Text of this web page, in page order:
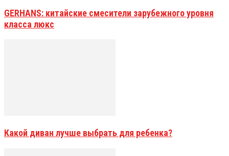
GERHANS: китайские смесители зарубежного уровня
класса люкс
Какой диван лучше выбрать для ребенка?